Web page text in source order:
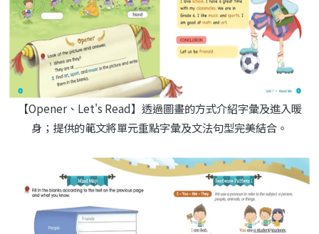
【Opener、Let's Read】透過圖畫的方式介紹字彙及進入暖
身；提供的範文將單元重點字彙及文法句型完美結合。